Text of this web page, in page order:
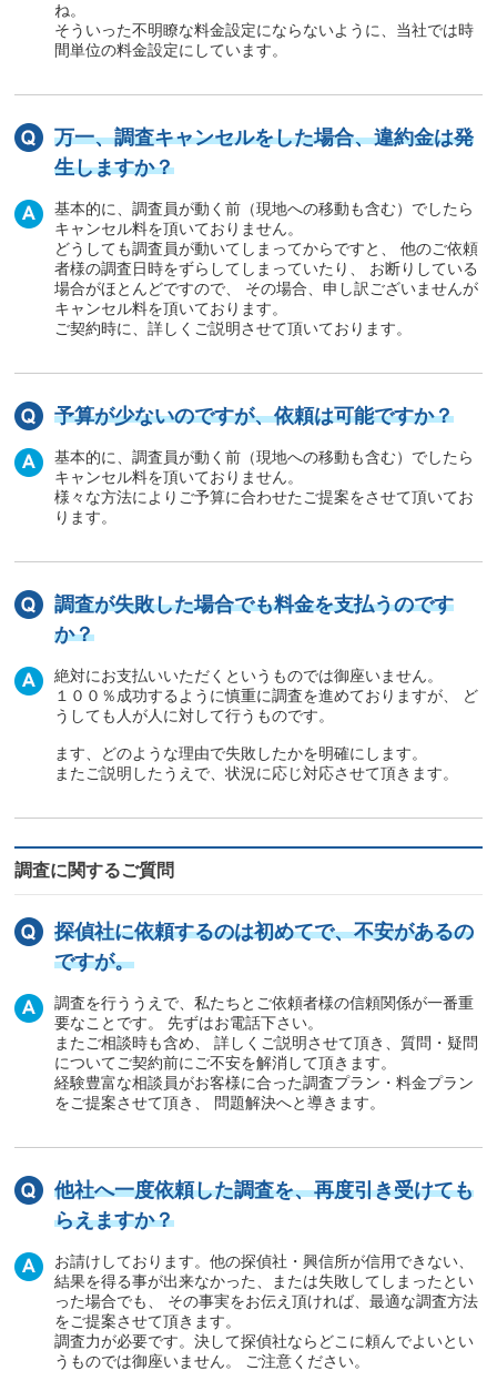
ね。
そういった不明瞭な料金設定にならないように、当社では時
間単位の料金設定にしています。
万一、調査キャンセルをした場合、違約金は発
生しますか？
基本的に、調査員が動く前（現地への移動も含む）でしたら
キャンセル料を頂いておりません。
どうしても調査員が動いてしまってからですと、 他のご依頼
者様の調査日時をずらしてしまっていたり、 お断りしている
場合がほとんどですので、 その場合、申し訳ございませんが
キャンセル料を頂いております。
ご契約時に、詳しくご説明させて頂いております。
予算が少ないのですが、依頼は可能ですか？
基本的に、調査員が動く前（現地への移動も含む）でしたら
キャンセル料を頂いておりません。
様々な方法によりご予算に合わせたご提案をさせて頂いてお
ります。
調査が失敗した場合でも料金を支払うのです
か？
絶対にお支払いいただくというものでは御座いません。
１００％成功するように慎重に調査を進めておりますが、 ど
うしても人が人に対して行うものです。
ます、どのような理由で失敗したかを明確にします。
またご説明したうえで、状況に応じ対応させて頂きます。
調査に関するご質問
探偵社に依頼するのは初めてで、不安があるの
ですが。
調査を行ううえで、私たちとご依頼者様の信頼関係が一番重
要なことです。 先ずはお電話下さい。
またご相談時も含め、 詳しくご説明させて頂き、質問・疑問
についてご契約前にご不安を解消して頂きます。
経験豊富な相談員がお客様に合った調査プラン・料金プラン
をご提案させて頂き、 問題解決へと導きます。
他社へ一度依頼した調査を、再度引き受けても
らえますか？
お請けしております。他の探偵社・興信所が信用できない、
結果を得る事が出来なかった、または失敗してしまったとい
った場合でも、 その事実をお伝え頂ければ、最適な調査方法
をご提案させて頂きます。
調査力が必要です。決して探偵社ならどこに頼んでよいとい
うものでは御座いません。 ご注意ください。